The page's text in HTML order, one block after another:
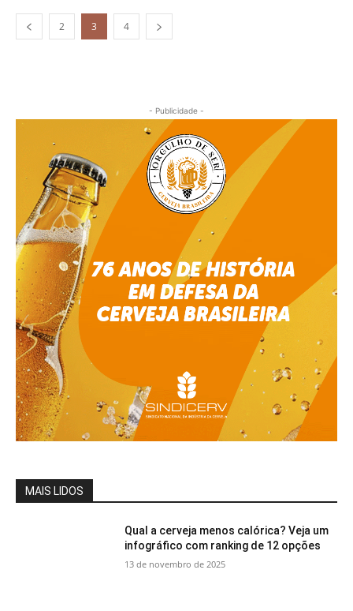
2 3 4
- Publicidade -
MAIS LIDOS
Qual a cerveja menos calórica? Veja um
infográfico com ranking de 12 opções
13 de novembro de 2025